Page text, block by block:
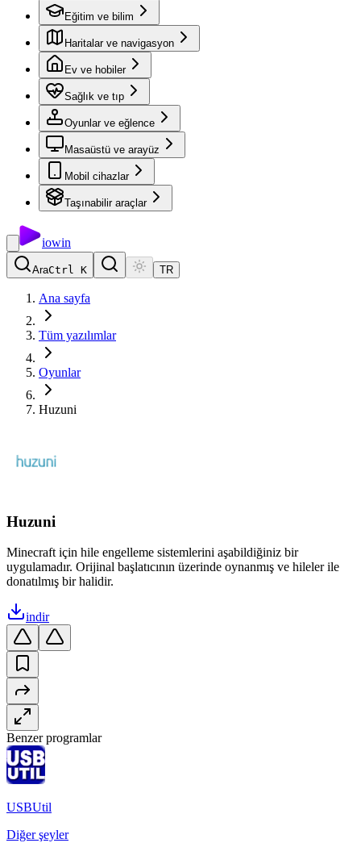
Eğitim ve bilim
Haritalar ve navigasyon
Ev ve hobiler
Sağlık ve tıp
Oyunlar ve eğlence
Masaüstü ve arayüz
Mobil cihazlar
Taşınabilir araçlar
iowin
AraCtrl K TR
Ana sayfa
Tüm yazılımlar
Oyunlar
Huzuni
Huzuni
Minecraft için hile engelleme sistemlerini aşabildiğiniz bir
uygulamadır. Orijinal başlatıcının üzerinde oynanmış ve hileler ile
donatılmış bir halidir.
indir
Benzer programlar
USBUtil
Diğer şeyler